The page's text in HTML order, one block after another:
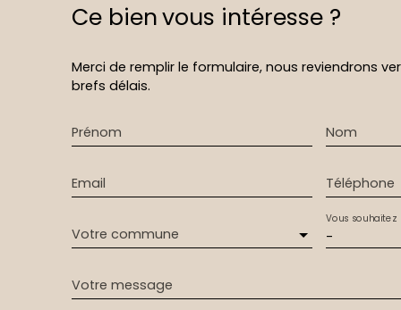
Ce bienvous intéresse ?
Merci de remplir le formulaire, nous reviendrons
brefs délais.
Prénom Nom
Email Téléphone
Votre commune -
Vous souhaitez
Votre message